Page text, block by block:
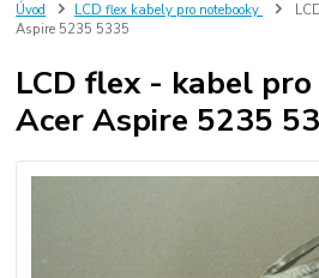
Úvod LCD flex kabely pro notebooky
Aspire 5235 5335
LCD flex - kabel
Acer Aspire 5235